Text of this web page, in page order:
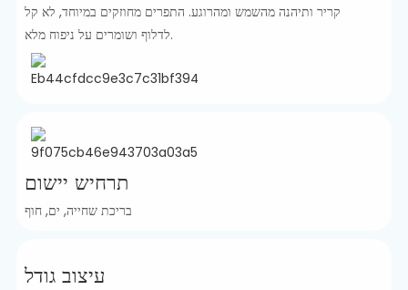
קריר ותיהנה מהשמש ומהרוגע. התפרים מחוזקים במיוחד, לא קל
לדלוף ושומרים על ניפוח מלא.
תרחיש יישום
בריכת שחייה, ים, חוף
עיצוב גודל